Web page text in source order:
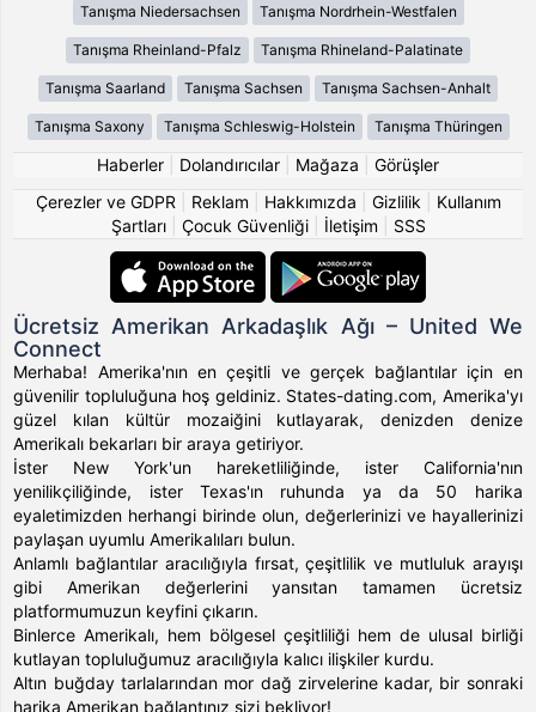
Tanışma Niedersachsen Tanışma Nordrhein-Westfalen
Tanışma Rheinland-Pfalz Tanışma Rhineland-Palatinate
Tanışma Saarland Tanışma Sachsen Tanışma Sachsen-Anhalt
Tanışma Saxony Tanışma Schleswig-Holstein Tanışma Thüringen
Haberler Dolandırıcılar Mağaza
Görüşler
Çerezler ve GDPR
Reklam Hakkımızda Gizlilik
Kullanım
Şartları| Çocuk Güvenliği| İletişim SSS
Ücretsiz Amerikan Arkadaşlık Ağı – United We
Connect
Merhaba! Amerika'nın en çeşitli ve gerçek bağlantılar için en
güvenilir topluluğuna hoş geldiniz. States-dating.com, Amerika'yı
güzel kılan kültür mozaiğini kutlayarak, denizden denize
Amerikalı bekarları bir araya getiriyor.
İster New York'un hareketliliğinde, ister California'nın
yenilikçiliğinde, ister Texas'ın ruhunda ya da 50 harika
eyaletimizden herhangi birinde olun, değerlerinizi ve hayallerinizi
paylaşan uyumlu Amerikalıları bulun.
Anlamlı bağlantılar aracılığıyla fırsat, çeşitlilik ve mutluluk arayışı
gibi Amerikan değerlerini yansıtan tamamen ücretsiz
platformumuzun keyfini çıkarın.
Binlerce Amerikalı, hem bölgesel çeşitliliği hem de ulusal birliği
kutlayan topluluğumuz aracılığıyla kalıcı ilişkiler kurdu.
Altın buğday tarlalarından mor dağ zirvelerine kadar, bir sonraki
harika Amerikan bağlantınız sizi bekliyor!